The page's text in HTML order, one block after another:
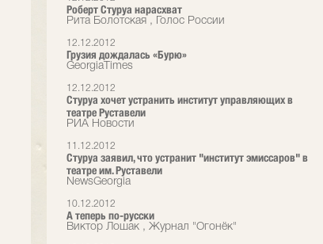
Роберт Стуруа нарасхват
Рита Болотская , Голос России
12.12.2012
Грузия дождалась «Бурю»
GeorgiaTimes
12.12.2012
Стуруа хочет устранить институт управляющих в
театре Руставели
РИА Новости
11.12.2012
Стуруа заявил, что устранит "институт эмиссаров" в
театре им. Руставели
NewsGeorgia
10.12.2012
А теперь по-русски
Виктор Лошак , Журнал "Огонёк"